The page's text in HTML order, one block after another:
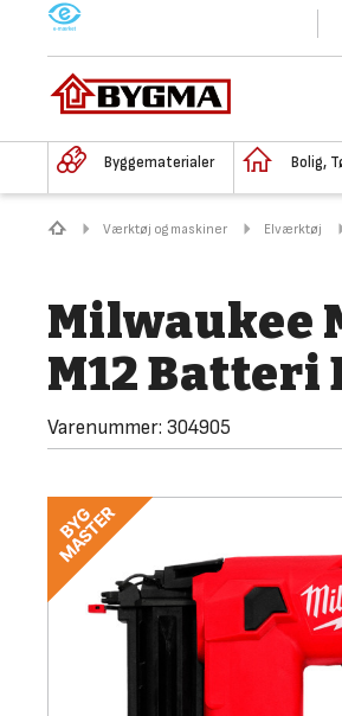
M
Byggematerialer Bolig,
Værktøj og maskiner Elværktøj
Milwaukee
M12 Batteri
Varenummer: 304905